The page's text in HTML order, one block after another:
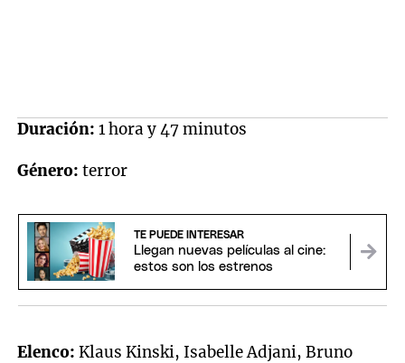
Duración:1 hora y 47 minutos
Género:terror
TE PUEDE INTERESAR
Llegan nuevas películas al cine:
estos son los estrenos
Elenco:Klaus Kinski, Isabelle Adjani, Bruno